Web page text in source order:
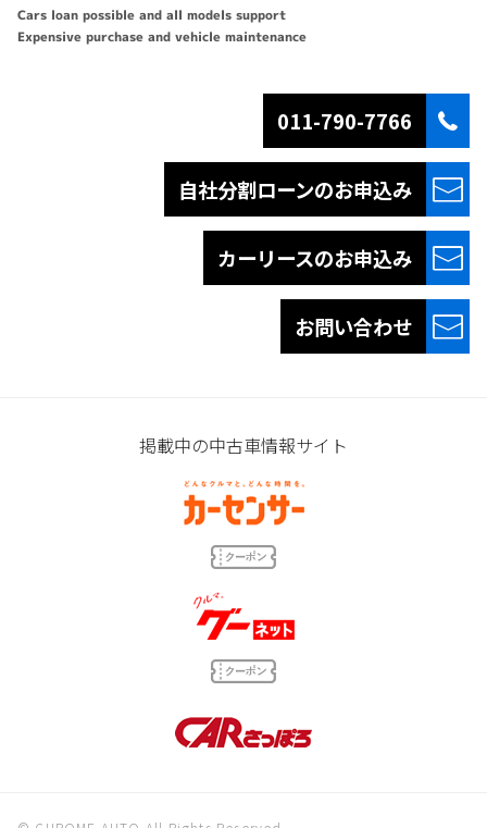
Cars loan possible and all models support
Expensive purchase and vehicle maintenance
011-790-7766
自社分割ローンのお申込み
カーリースのお申込み
お問い合わせ
掲載中の中古車情報サイト